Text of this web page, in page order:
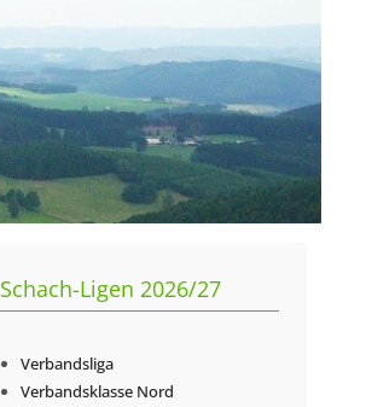
Schach-Ligen 2026/27
Verbandsliga
Verbandsklasse Nord